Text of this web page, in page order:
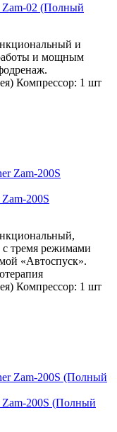
Zam-02 (Полный
и
и мощным
Компрессор: 1 шт
200S
тремя режимами
«Автоспуск».
Компрессор: 1 шт
Zam-200S (Полный